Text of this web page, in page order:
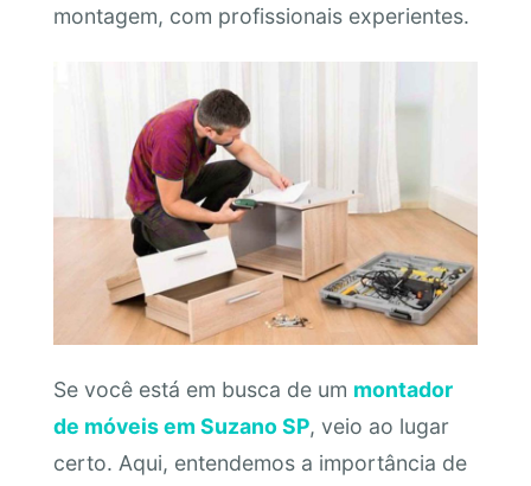
montagem, com profissionais experientes.
Se você está em busca de um montador
de móveis em Suzano SP, veio ao lugar
certo. Aqui, entendemos a importância de